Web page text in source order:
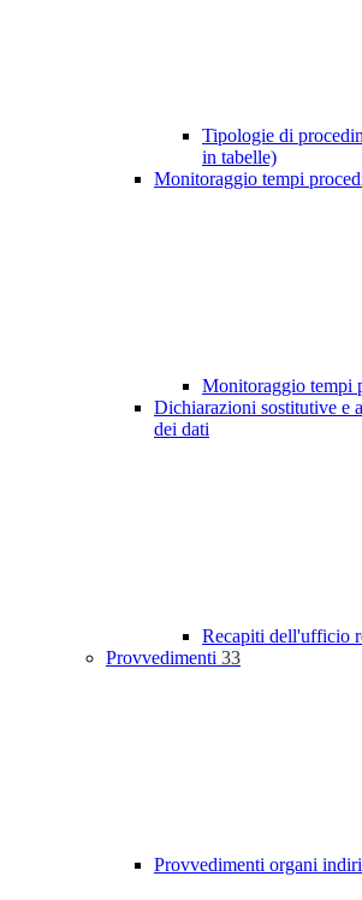
Tipologie di
in tabelle)
Monitoraggio tempi
Monitoraggio tempi
Dichiarazioni sostitutive e
dei dati
Recapiti dell'ufficio
Provvedimenti 33
Provvedimenti organi